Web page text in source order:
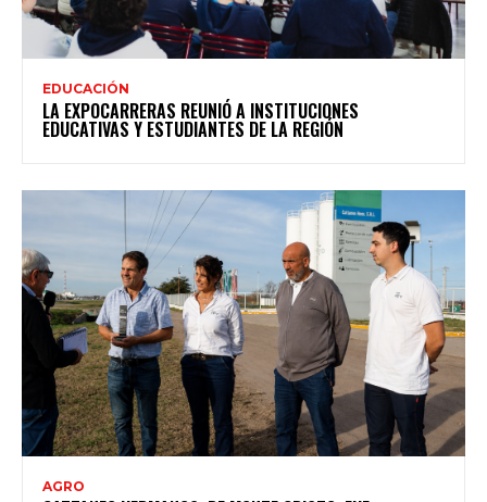
EDUCACIÓN
LA EXPOCARRERAS REUNIÓ A INSTITUCIONES
EDUCATIVAS Y ESTUDIANTES DE LA REGIÓN
AGRO